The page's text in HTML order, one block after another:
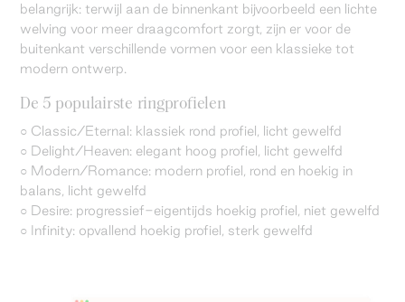
belangrijk: terwijl aan de binnenkant bijvoorbeeld een lichte
welving voor meer draagcomfort zorgt, zijn er voor de
buitenkant verschillende vormen voor een klassieke tot
modern ontwerp.
De 5 populairste ringprofielen
○ Classic/Eternal: klassiek rond profiel, licht gewelfd
○ Delight/Heaven: elegant hoog profiel, licht gewelfd
○ Modern/Romance: modern profiel, rond en hoekig in
balans, licht gewelfd
○ Desire: progressief-eigentijds hoekig profiel, niet gewelfd
○ Infinity: opvallend hoekig profiel, sterk gewelfd